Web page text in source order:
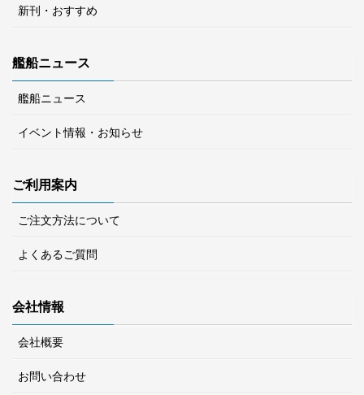
新刊・おすすめ
艦船ニュース
艦船ニュース
イベント情報・お知らせ
ご利用案内
ご注文方法について
よくあるご質問
会社情報
会社概要
お問い合わせ